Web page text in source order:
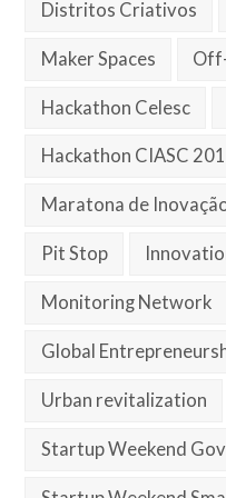
Distritos Criativos
Maker Spaces
Hackathon Celesc
Hackathon CIASC
Maratona de
Pit Stop
Monitoring Network
Global
Urban revitalization
Startup Weekend